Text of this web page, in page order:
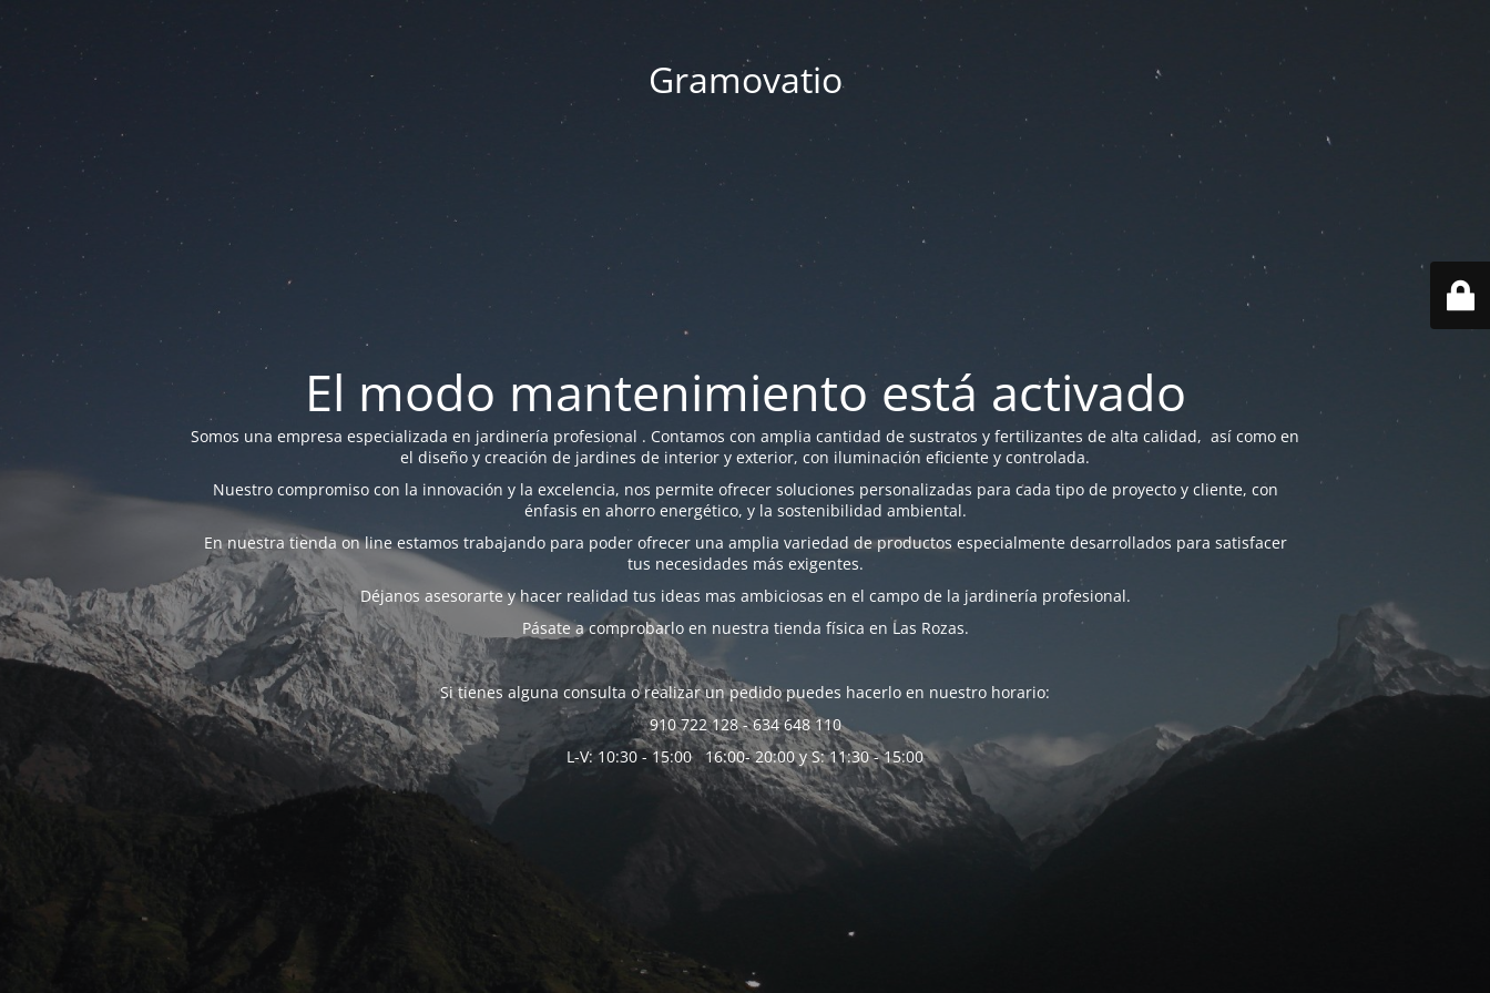
Gramovatio
El modo mantenimiento está activado
Somos una empresa especializada en jardinería profesional . Contamos con amplia cantidad de sustratos y fertilizantes de alta calidad, así como en
el diseño y creación de jardines de interior y exterior, con iluminación eficiente y controlada.
Nuestro compromiso con la innovación y la excelencia, nos permite ofrecer soluciones personalizadas para cada tipo de proyecto y cliente, con
énfasis en ahorro energético, y la sostenibilidad ambiental.
En nuestra tienda on line estamos trabajando para poder ofrecer una amplia variedad de productos especialmente desarrollados para satisfacer
tus necesidades más exigentes.
Déjanos asesorarte y hacer realidad tus ideas mas ambiciosas en el campo de la jardinería profesional.
Pásate a comprobarlo en nuestra tienda física en Las Rozas.
Si tienes alguna consulta o realizar un pedido puedes hacerlo en nuestro horario:
910 722 128 - 634 648 110
L-V: 10:30 - 15:00 16:00- 20:00 y S: 11:30 - 15:00